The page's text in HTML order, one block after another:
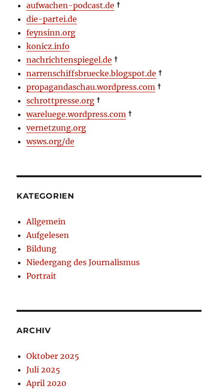
aufwachen-podcast.de †
die-partei.de
feynsinn.org
konicz.info
nachrichtenspiegel.de †
narrenschiffsbruecke.blogspot.de †
propagandaschau.wordpress.com †
schrottpresse.org †
wareluege.wordpress.com †
vernetzung.org
wsws.org/de
KATEGORIEN
Allgemein
Aufgelesen
Bildung
Niedergang des Journalismus
Portrait
ARCHIV
Oktober 2025
Juli 2025
April 2020